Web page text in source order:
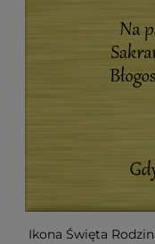
Ikona Święta